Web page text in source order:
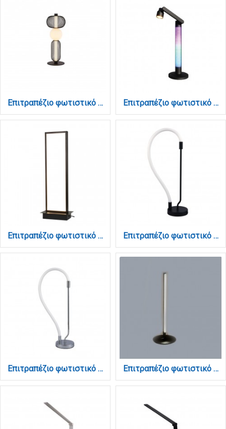
Επιτραπέζιο φωτιστικό 24W 3000K απο μαύρο μέταλλο και γυαλί (3061) Επιτραπέζιο φωτιστικό LED 10W RGB (by tuya) D:50cm (3046)
Επιτραπέζιο φωτιστικό LED 16W 3000K από αλουμίνιο σε μαύρη απόχρωση D:40cm (3020) Επιτραπέζιο φωτιστικό LED 18W 3000K από μαύρο μέταλλο και σωλήνα σιλικόνης D:60cm (3010)
Επιτραπέζιο φωτιστικό LED 18W 3000K από χρώμιο μέταλλο και σωλήνα σιλικόνης D:60cm (3011-CH) Επιτραπέζιο φωτιστικό LED 7W 3000K από μαύρο μέταλλο και ακρυλικό D:46cm (3012)